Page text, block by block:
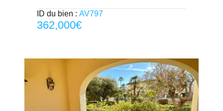
ID du bien : AV797
362,000€